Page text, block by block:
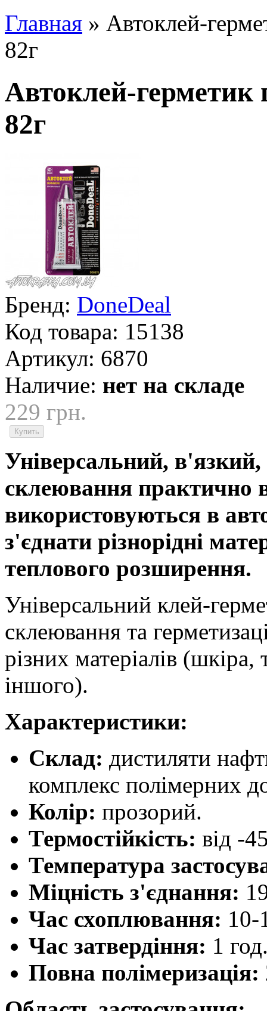
Главная » Автоклей-
82г
Автоклей-герметик
82г
Бренд: DoneDeal
Код товара: 15138
Артикул: 6870
Наличие: нет на складе
229 грн.
Універсальний,
склеювання практично
використовуються в
з'єднати різнорідні
теплового розширення.
Універсальний клей-
склеювання та
різних матеріалів
іншого).
Характеристики:
Склад: дистиляти
комплекс полімерних
Колір: прозорий.
Термостійкість: від -
Температура
Міцність з'єднання:
Час схоплювання: 10-
Час затвердіння: 1
Повна полімеризація: